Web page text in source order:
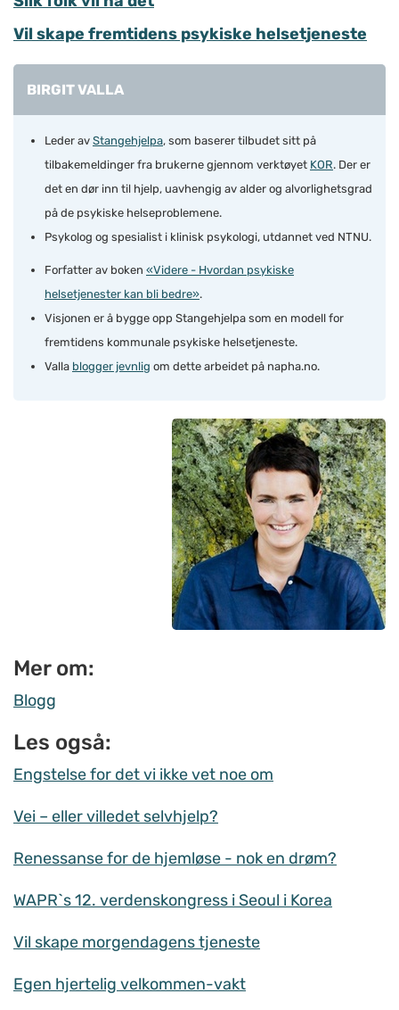
Vil skape fremtidens psykiske helsetjeneste
BIRGIT VALLA
Leder av Stangehjelpa, som baserer tilbudet sitt på
tilbakemeldinger fra brukerne gjennom verktøyet KOR. Der er
det en dør inn til hjelp, uavhengig av alder og alvorlighetsgrad
på de psykiske helseproblemene.
Psykolog og spesialist i klinisk psykologi, utdannet ved NTNU.
Forfatter av boken «Videre - Hvordan psykiske
helsetjenester kan bli bedre».
Visjonen er å bygge opp Stangehjelpa som en modell for
fremtidens kommunale psykiske helsetjeneste.
Valla blogger jevnlig om dette arbeidet på napha.no.
Mer om:
Blogg
Les også:
Engstelse for det vi ikke vet noe om
Vei – eller villedet selvhjelp?
Renessanse for de hjemløse - nok en drøm?
WAPR`s 12. verdenskongress i Seoul i Korea
Vil skape morgendagens tjeneste
Egen hjertelig velkommen-vakt